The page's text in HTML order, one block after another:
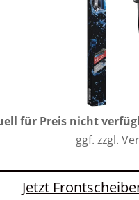
für Preis nicht
ggf. zzgl.
Jetzt